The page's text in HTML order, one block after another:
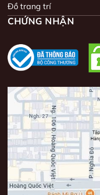
Đồ trang trí
CHỨNG NHẬN